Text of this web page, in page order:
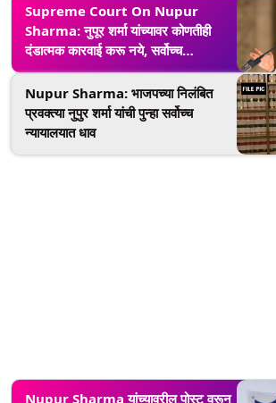
Supreme Court On Nupur
Sharma: नुपूर शर्मा यांच्यावर कोणतीही
दंडात्मक कारवाई करू नये, सर्वोच्च
न्यायालयाचे निर्देश
Nupur Sharma: भाजपच्या निलंबित
प्रवक्त्या नुपुर शर्मा यांची पुन्हा सर्वोच्च
न्यायालयात धाव
Nupur Sharma यांच्यावरील पोस्ट वरून